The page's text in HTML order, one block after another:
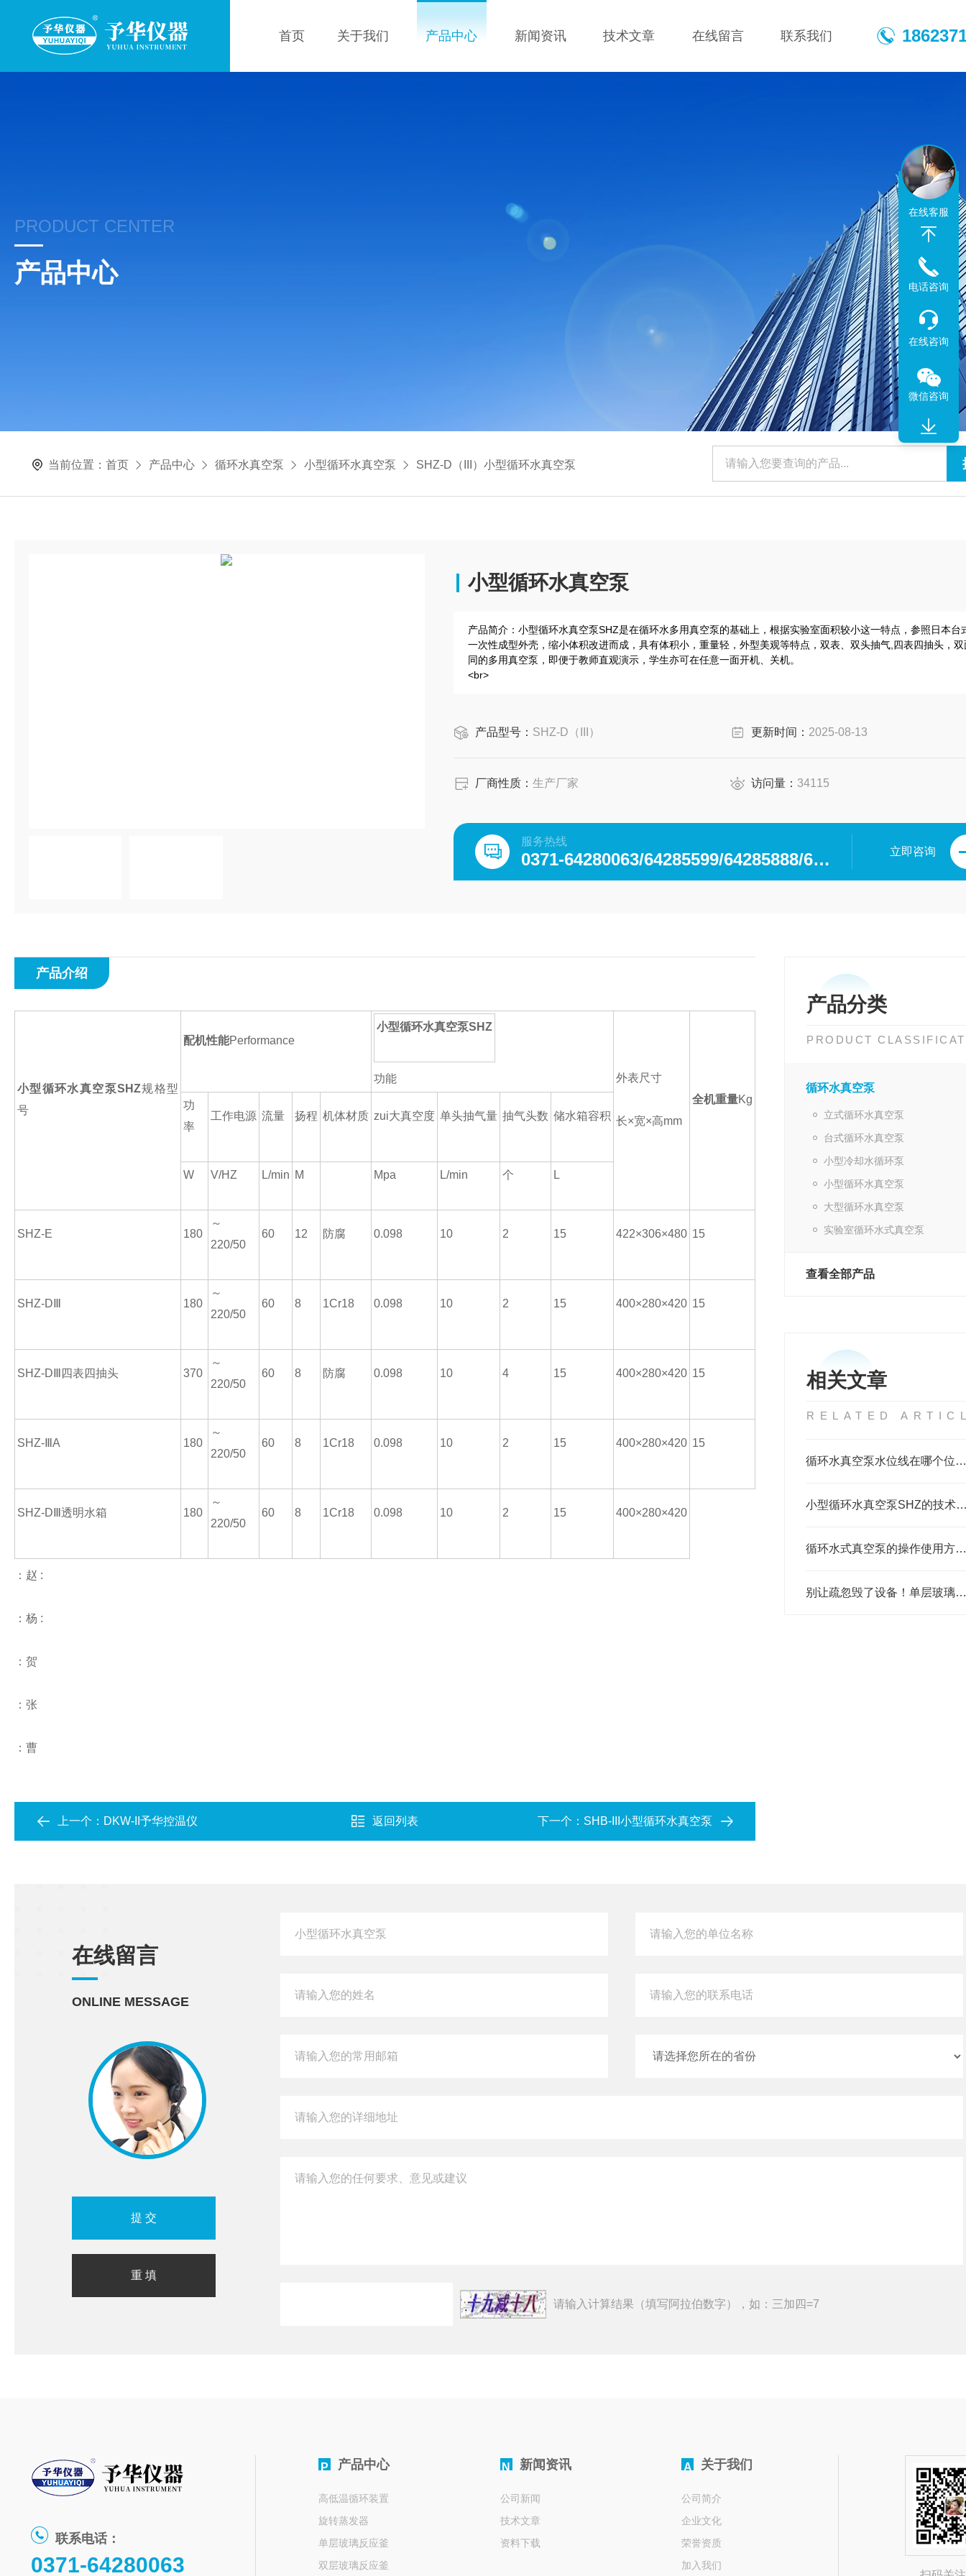
首页 关于我们 产品中心 新闻资讯 技术文章 在线留言 联系我们
PRODUCT CENTER
产品中心
当前位置：首页 产品中心 循环水真空泵 小型循环水真空泵 SHZ-D（III）小型循环水真空泵
小型循环水真空泵
产品简介： 小型循环水真空泵SHZ是在循环水多用真空泵的基础上，根据实验室面积较小这一特点，参照日本台
一次性成型外壳，缩小体积改进而成，具有体积小，重量轻，外型美观等特点，双表、双头抽气,四表四抽头，双
同的多用真空泵，即便于教师直观演示，学生亦可在任意一面开机、关机。
<br>
产品型号： SHZ-D（III） 更新时间： 2025-08-13
厂商性质： 生产厂家 访问量：34115
服务热线
0371-64280063/64285599/64285888/64285599/64285318/64285369/64285222 立即咨询
产品分类
PRODUCT
循环水真空泵
立式循环水真空泵
台式循环水真空泵
小型冷却水循环泵
小型循环水真空泵
大型循环水真空泵
实验室循环水式真空泵
查看全部产品
相关文章
RELATED
循环水真空泵水位线在哪个位置？
小型循环水真空泵SHZ
循环水式真空泵的操作使用方法分析
别让疏忽毁了设备！单层玻璃反应釜用后养护全攻略
产品介绍
小型循环水真空泵SHZ规格型
号
配机性能Performance
小型循环水真空泵SHZ
功能 外表尺寸
长×宽×高mm
全机重量Kg
功
率
工作电源 流量 扬程 机体材质 zui大真空度 单头抽气量 抽气头数 储水箱容积
W V/HZ L/min M Mpa L/min 个 L
SHZ-E 180
～
220/50
60 12 防腐 0.098 10 2 15 422×306×480 15
SHZ-DⅢ 180
～
220/50
60 8 1Cr18 0.098 10 2 15 400×280×420 15
SHZ-DⅢ四表四抽头 370
～
220/50
60 8 防腐 0.098 10 4 15 400×280×420 15
SHZ-ⅢA 180
～
220/50
60 8 1Cr18 0.098 10 2 15 400×280×420 15
SHZ-DⅢ透明水箱 180
～
220/50
60 8 1Cr18 0.098 10 2 15 400×280×420
：赵 :
： 杨 :
：贺
：张
：曹
上一个： DKW-II予华控温仪 返回列表 下一个： SHB-III小型循环水真空泵
在线留言
ONLINE MESSAGE
请输入计算结果（填写阿拉伯数字），如：三加四=7
联系电话：
0371-64280063
P 产品中心
高低温循环装置
旋转蒸发器
单层玻璃反应釜
双层玻璃反应釜
N 新闻资讯
公司新闻
技术文章
资料下载
A 关于我们
公司简介
企业文化
荣誉资质
加入我们
在线客服
电话咨询
在线咨询
微信咨询